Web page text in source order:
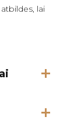
lai